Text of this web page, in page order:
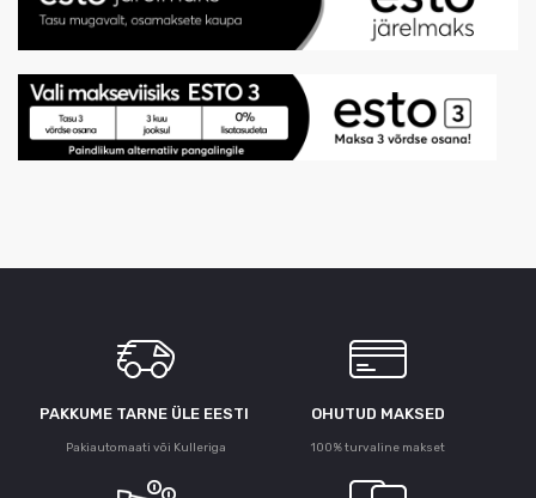
PAKKUME TARNE ÜLE ЕESTI
Pakiautomaati või Kulleriga
OHUTUD MAKSED
100% turvaline makset